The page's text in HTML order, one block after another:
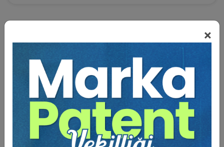
×
Video Eğitim Abonesi Ol: Sadece 5490 TL / Yıllık
Hukuk Eğitim